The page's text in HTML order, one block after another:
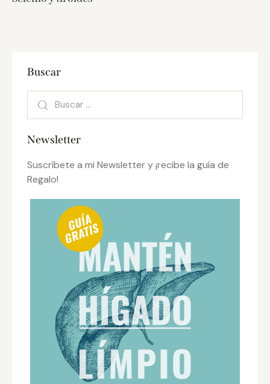
Buscar
Newsletter
Suscríbete a mi Newsletter y ¡recibe la guía de
Regalo!